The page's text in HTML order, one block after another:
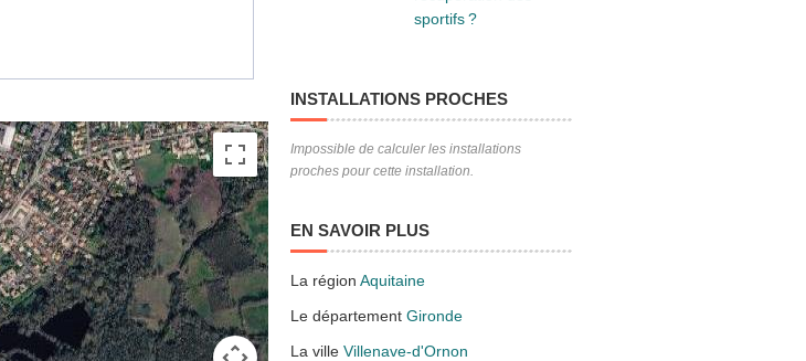
sportifs ?
INSTALLATIONS PROCHES
Impossible de calculer les installations
proches pour cette installation.
EN SAVOIR PLUS
La région Aquitaine
Le département Gironde
La ville Villenave-d'Ornon